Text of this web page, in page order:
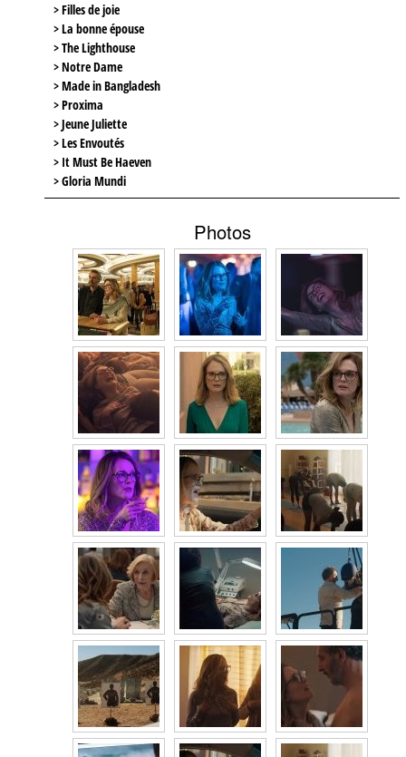
> Filles de joie
> La bonne épouse
> The Lighthouse
> Notre Dame
> Made in Bangladesh
> Proxima
> Jeune Juliette
> Les Envoutés
> It Must Be Haeven
> Gloria Mundi
Photos